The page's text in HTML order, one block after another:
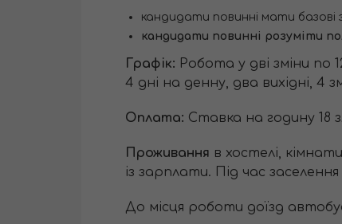
кандидати повинні мати базові
кандидати повинні розуміти
Графік: Робота у дві зміни по
4 дні на денну, два вихідні, 4
Оплата: Ставка на годину 18
Проживання в хостелі,
із зарплати. Під час
До місця роботи доїзд